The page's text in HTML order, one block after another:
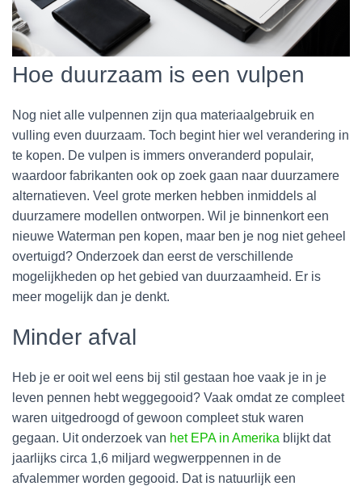
Hoe duurzaam is een vulpen
Nog niet alle vulpennen zijn qua materiaalgebruik en
vulling even duurzaam. Toch begint hier wel verandering in
te kopen. De vulpen is immers onveranderd populair,
waardoor fabrikanten ook op zoek gaan naar duurzamere
alternatieven. Veel grote merken hebben inmiddels al
duurzamere modellen ontworpen. Wil je binnenkort een
nieuwe Waterman pen kopen, maar ben je nog niet geheel
overtuigd? Onderzoek dan eerst de verschillende
mogelijkheden op het gebied van duurzaamheid. Er is
meer mogelijk dan je denkt.
Minder afval
Heb je er ooit wel eens bij stil gestaan hoe vaak je in je
leven pennen hebt weggegooid? Vaak omdat ze compleet
waren uitgedroogd of gewoon compleet stuk waren
gegaan. Uit onderzoek van het EPA in Amerika blijkt dat
jaarlijks circa 1,6 miljard wegwerppennen in de
afvalemmer worden gegooid. Dat is natuurlijk een